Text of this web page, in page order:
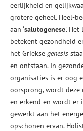
eerlijkheid en
grotere geheel. Heel-
aan ‘salutogenese’.
betekent gezondheid
het Griekse genesis
en ontstaan. In
organisaties is er oog
oorsprong, wordt deze
en erkend en wordt er
gewerkt aan het
opschonen ervan.